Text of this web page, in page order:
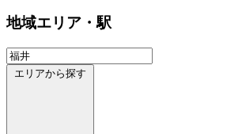
地域エリア・駅
エリアから探す